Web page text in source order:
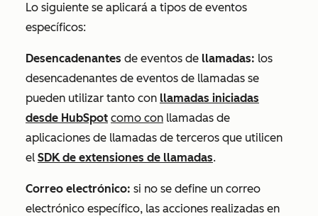
Lo siguiente se aplicará a tipos de eventos
específicos:
Desencadenantes de eventos de llamadas: los
desencadenantes de eventos de llamadas se
pueden utilizar tanto con llamadas iniciadas
desde HubSpot como con llamadas de
aplicaciones de llamadas de terceros que utilicen
el SDK de extensiones de llamadas.
Correo electrónico: si no se define un correo
electrónico específico, las acciones realizadas en